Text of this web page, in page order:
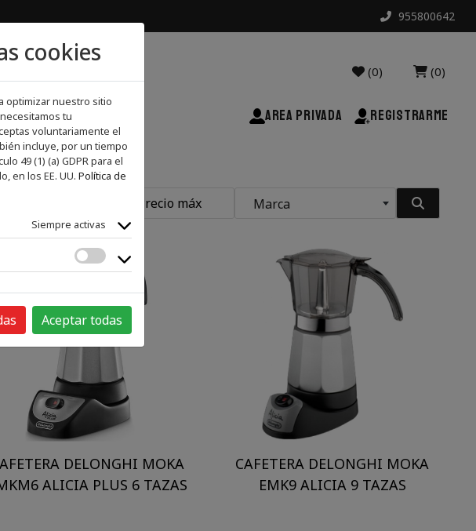
955800642
(0) (0)
AREA PRIVADA REGISTRARME
Marca
DELONGHI MOKA
ALICIA PLUS 6 TAZAS
CAFETERA DELONGHI MOKA
EMK9 ALICIA 9 TAZAS
cookies
optimizar nuestro sitio
tu
voluntariamente el
incluye, por un tiempo
49 (1) (a) GDPR para el
en los EE. UU. Política de
Siempre activas
Aceptar todas